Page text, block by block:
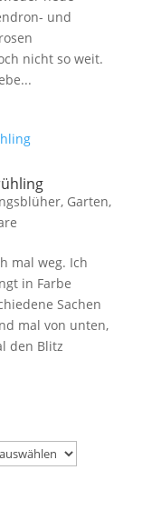
und
nicht so weit.
, Garten,
mal weg. Ich
in Farbe
Sachen
mal von unten,
den Blitz